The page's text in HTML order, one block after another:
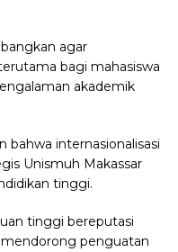
agar
bagi mahasiswa
akademik
bahwa internasionalisasi
Unismuh Makassar
tinggi.
tinggi bereputasi
penguatan